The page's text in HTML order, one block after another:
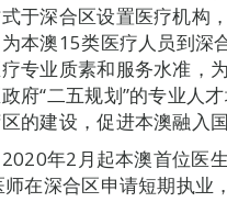
于深合区设置医疗机构
本澳15类医疗人员到深
专业质素和服务水准，
府“二五规划”的专业人
的建设，促进本澳融入国
年2月起本澳首位医
在深合区申请短期执业